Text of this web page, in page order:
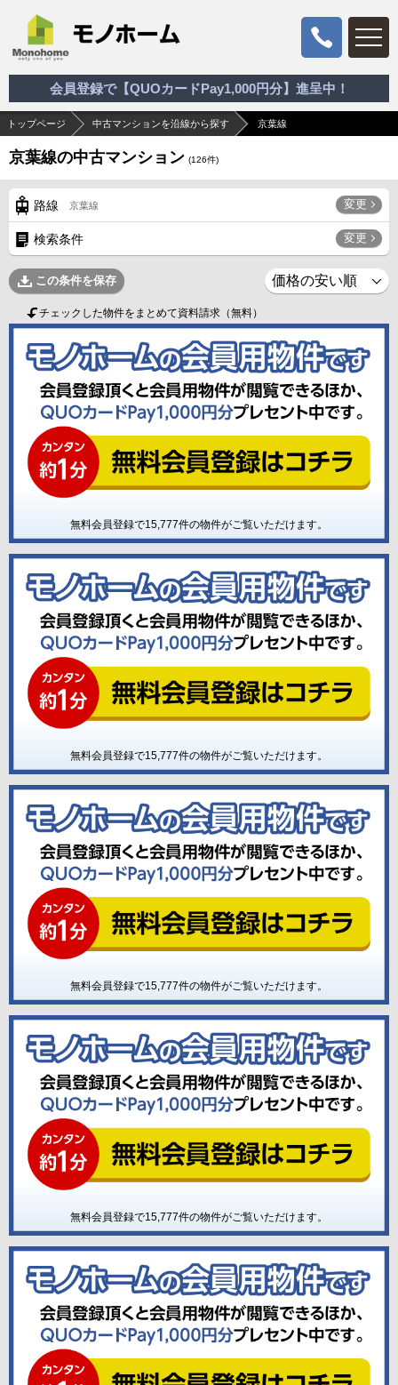
会員登録で【QUOカードPay1,000円分】進呈中！
トップページ 中古マンションを沿線から探す 京葉線
京葉線の中古マンション (126件)
路線 京葉線 変更
検索条件 変更
この条件を保存
チェックした物件をまとめて資料請求（無料）
無料会員登録で15,777件の物件がご覧いただけます。
無料会員登録で15,777件の物件がご覧いただけます。
無料会員登録で15,777件の物件がご覧いただけます。
無料会員登録で15,777件の物件がご覧いただけます。